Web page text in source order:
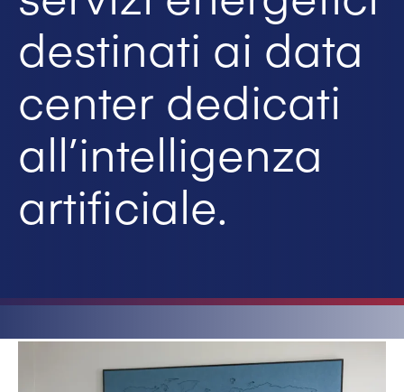
destinati ai data
center dedicati
all’intelligenza
artificiale.